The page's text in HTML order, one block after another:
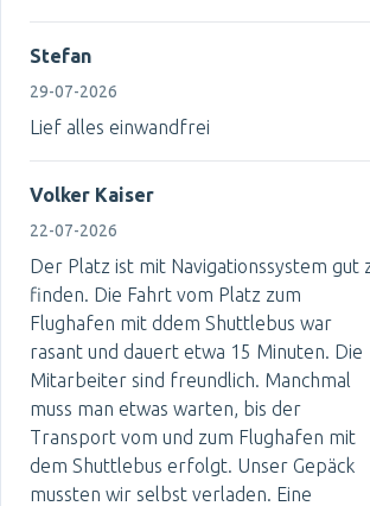
Stefan
29-07-2026
Lief alles einwandfrei
Volker Kaiser
22-07-2026
Der Platz ist mit Navigationssystem gut
finden. Die Fahrt vom Platz zum
Flughafen mit ddem Shuttlebus war
rasant und dauert etwa 15 Minuten. Die
Mitarbeiter sind freundlich. Manchmal
muss man etwas warten, bis der
Transport vom und zum Flughafen mit
dem Shuttlebus erfolgt. Unser Gepäck
mussten wir selbst verladen. Eine